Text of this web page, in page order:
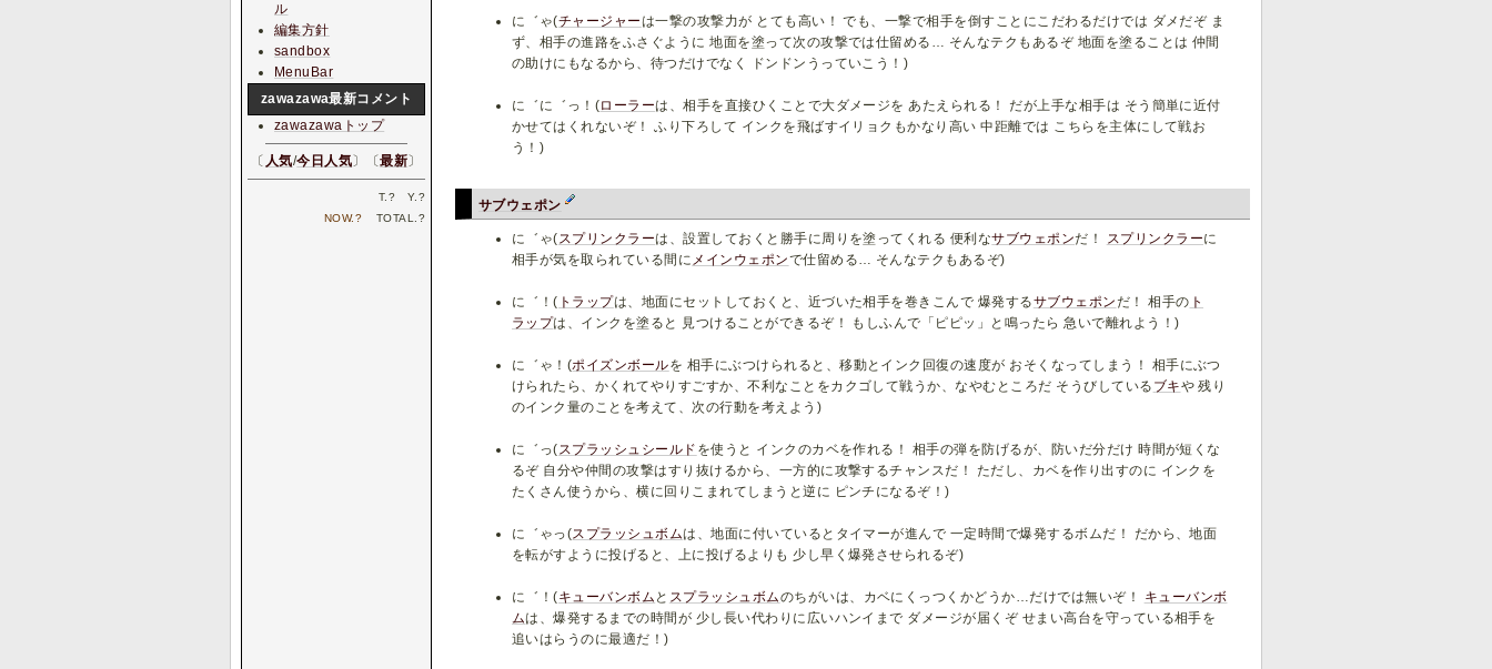
に゛ゃ(チャージャーは一撃の攻撃力が とても高い！ でも、一撃で相手を倒すことにこだわるだけでは ダメだぞ ま
ず、相手の進路をふさぐように 地面を塗って次の攻撃では仕留める… そんなテクもあるぞ 地面を塗ることは 仲間
の助けにもなるから、待つだけでなく ドンドンうっていこう！)
に゛に゛っ！(ローラーは、相手を直接ひくことで大ダメージを あたえられる！ だが上手な相手は そう簡単に近付
かせてはくれないぞ！ ふり下ろして インクを飛ばすイリョクもかなり高い 中距離では こちらを主体にして戦お
う！)
サブウェポン
に゛ゃ(スプリンクラーは、設置しておくと勝手に周りを塗ってくれる 便利なサブウェポンだ！ スプリンクラーに
相手が気を取られている間に メインウェポンで仕留める… そんなテクもあるぞ)
に゛！( トラップは、地面にセットしておくと、近づいた相手を巻きこんで 爆発するサブウェポンだ！ 相手の ト
ラップは、インクを塗ると 見つけることができるぞ！ もしふんで「ピピッ」と鳴ったら 急いで離れよう！)
に゛ゃ！(ポイズンボールを 相手にぶつけられると、移動とインク回復の速度が おそくなってしまう！ 相手にぶつ
けられたら、かくれてやりすごすか、不利なことをカクゴして戦うか、なやむところだ そうびしている ブキや 残り
のインク量のことを考えて、次の行動を考えよう)
に゛っ(スプラッシュシールド を使うと インクのカベを作れる！ 相手の弾を防げるが、防いだ分だけ 時間が短くな
るぞ 自分や仲間の攻撃はすり抜けるから、一方的に攻撃するチャンスだ！ ただし、カベを作り出すのに インクを
たくさん使うから、横に回りこまれてしまうと逆に ピンチになるぞ！)
に゛ゃっ(スプラッシュボムは、地面に付いているとタイマーが進んで 一定時間で爆発するボムだ！ だから、地面
を転がすように投げると、上に投げるよりも 少し早く爆発させられるぞ)
に゛！(キューバンボム と スプラッシュボムのちがいは、カベにくっつくかどうか…だけでは無いぞ！
キューバンボ
ムは、爆発するまでの時間が 少し長い代わりに広いハンイまで ダメージが届くぞ せまい高台を守っている相手を
追いはらうのに最適だ！)
ル
編集方針
sandbox
MenuBar
zawazawa最新コメント
zawazawaトップ
〔 人気/今日人気〕〔最新〕
T. ? Y. ?
NOW.? TOTAL. ?